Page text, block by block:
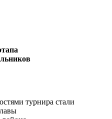
турнира стали